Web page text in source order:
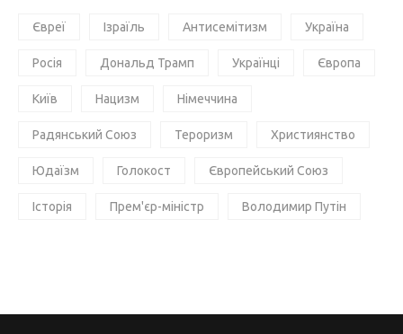
Євреї Ізраїль Антисемітизм Україна
Росія Дональд Трамп Українці Європа
Київ Нацизм Німеччина
Радянський Союз Тероризм Християнство
Юдаїзм Голокост Європейський Союз
Історія Прем'єр-міністр Володимир Путін